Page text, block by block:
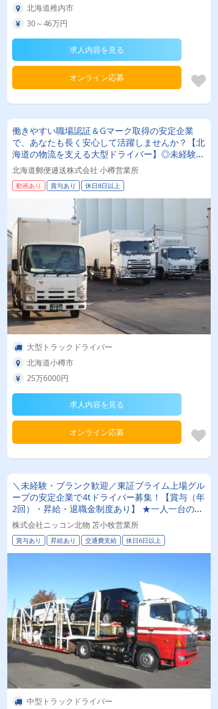
北海道稚内市
30～46万円
求人内容を見る
オンライン応募
働きやすい職場認証＆Gマーク取得の安定企業
で、あなたも長く安心して活躍しませんか？【北
海道の物流を支える大型ドライバー】◎未経験歓
迎◎残業月平均8～9時間◎賞与年3回（昨年度実
績：計4.05ヶ月分）◎カゴ台車メイン
北海道郵便逓送株式会社 小樽営業所
動画あり 賞与あり 休日8日以上
大型トラックドライバー
北海道小樽市
25万6000円
求人内容を見る
オンライン応募
＼未経験・ブランク歓迎／東証プライム上場グル
ープの安定企業で4tドライバー募集！【賞与（年
2回）・昇給・退職金制度あり】 ★一人一台の専
属車両★無事故等で月給17,000円UPのチャンス
◎★資格取得支援制度★希望休＆育休実績あり！
女性ドライバーも活躍中の働きやすい職場です♪
株式会社ニッコン北物 苫小牧営業所
賞与あり 昇給あり 交通費支給 休日6日以上
中型トラックドライバー